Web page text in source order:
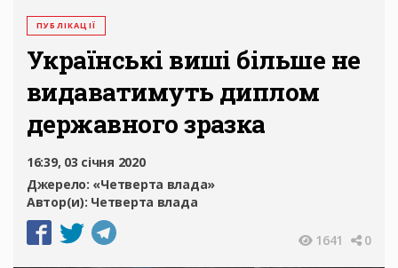
ПУБЛІКАЦІЇ
Українські виші більше не
видаватимуть диплом
державного зразка
16:39, 03 січня 2020
Джерело: «Четверта влада»
Автор(и): Четверта влада
1641 0